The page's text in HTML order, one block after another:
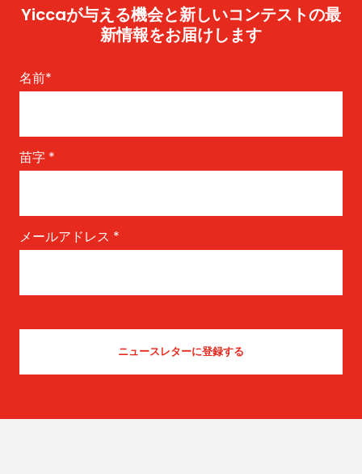
Yiccaが与える機会と新しいコンテストの最
新情報をお届けします
名前*
苗字 *
メールアドレス *